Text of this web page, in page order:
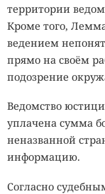
территории
Кроме того,
ведением
прямо на своём
подозрение
Ведомство
уплачена сумма
неназванной
информацию.
Согласно